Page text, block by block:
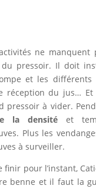
ne manquent
du pressoir. Il doit
et les
réception du jus…
pressoir à vider.
la densité et
Plus les
à surveiller.
finir pour l’instant,
benne et il faut la